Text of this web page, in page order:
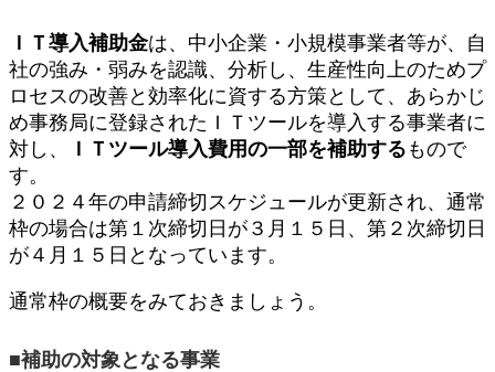
ＩＴ導入補助金は、中小企業・小規模事業者等が、自
社の強み・弱みを認識、分析し、生産性向上のためプ
ロセスの改善と効率化に資する方策として、あらかじ
め事務局に登録されたＩＴツールを導入する事業者に
対し、
ＩＴツール導入費用の一部を補助する もので
す。
２０２４年の申請締切スケジュールが更新され、通常
枠の場合は第１次締切日が３月１５日、第２次締切日
が４月１５日となっています。
通常枠の概要をみておきましょう。
■補助の対象となる事業